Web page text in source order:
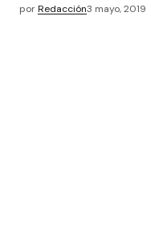
porRedacción3 mayo, 2019